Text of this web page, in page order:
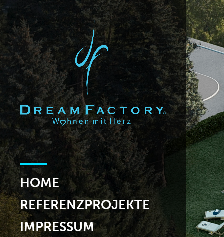
HOME
REFERENZPROJEKTE
IMPRESSUM